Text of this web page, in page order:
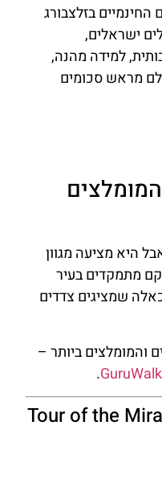
בזלצבורג
ישראלים,
למידה מהנה,
מראש סכומים
היא מציעה מגוון
מתמקדים בעיר
שמציגים צדדים
והמומלצים ביותר –
GuruWalk
.
Tour of the